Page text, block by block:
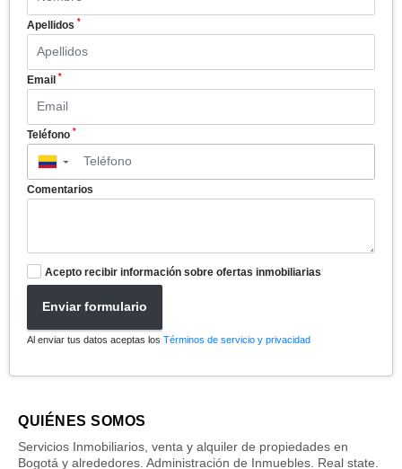
Apellidos *
Email *
Teléfono *
▼
Comentarios
Acepto recibir información sobre ofertas inmobiliarias
Enviar formulario
Al enviar tus datos aceptas los Términos de servicio y privacidad
QUIÉNES SOMOS
Servicios Inmobiliarios, venta y alquiler de propiedades en
Bogotá y alrededores. Administración de Inmuebles. Real state.